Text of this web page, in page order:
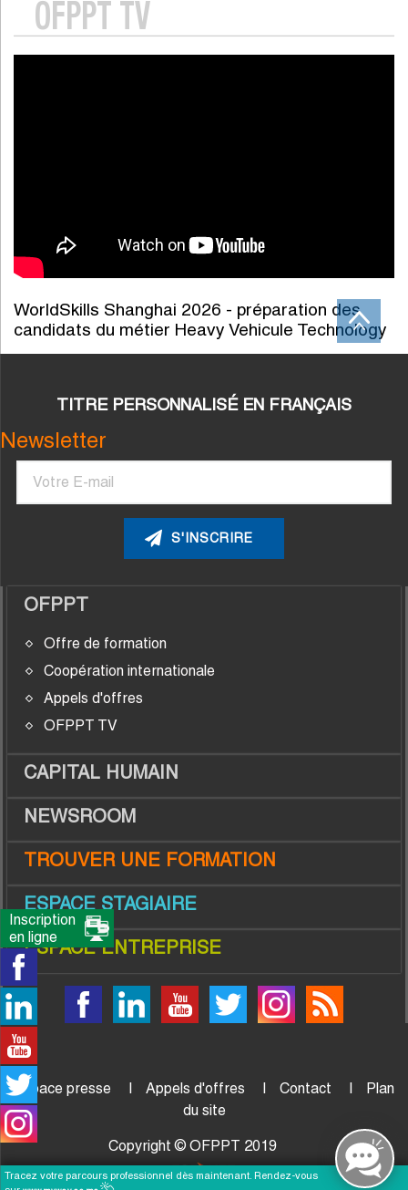
OFPPT TV
WorldSkills Shanghai 2026 - préparation des
candidats du métier Heavy Vehicule Technology
TITRE PERSONNALISÉ EN FRANÇAIS
Newsletter
Courriel
OFPPT
Offre de formation
Coopération internationale
Appels d'offres
OFPPT TV
CAPITAL HUMAIN
NEWSROOM
TROUVER UNE FORMATION
ESPACE STAGIAIRE
ESPACE ENTREPRISE
Espace presse Appels d'offres Contact
Plan
du site
Copyright © OFPPT 2019
Inscription
en ligne
Tracez votre parcours professionnel dès maintenant. Rendez-vous